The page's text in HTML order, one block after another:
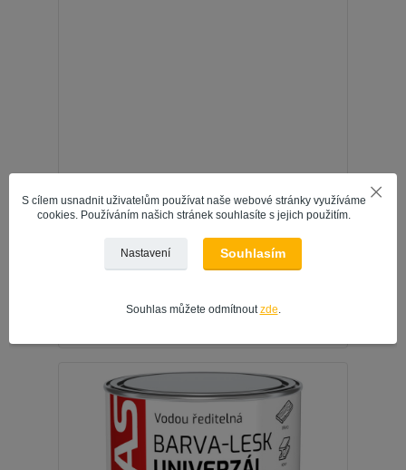
DENAS UNIVERZÁL-LESK vrchní barva na dřevo,
kov a beton, 0240 tmavě hnědá, 0,3 kg
S cílem usnadnit uživatelům používat naše webové stránky využíváme
cookies. Používáním našich stránek souhlasíte s jejich použitím.
Nastavení Souhlasím
Souhlas můžete odmítnout zde